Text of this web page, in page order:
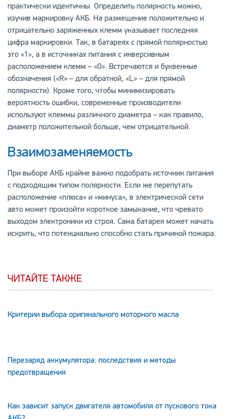
практически идентичны. Определить полярность можно,
изучив маркировку АКБ. На размещение положительно и
отрицательно заряженных клемм указывает последняя
цифра маркировки. Так, в батареях с прямой полярностью
это «1», а в источниках питания с инверсивным
расположением клемм – «0». Встречаются и буквенные
обозначения («R» – для обратной, «L» – для прямой
полярности). Кроме того, чтобы минимизировать
вероятность ошибки, современные производители
используют клеммы различного диаметра – как правило,
диаметр положительной больше, чем отрицательной.
Взаимозаменяемость
При выборе АКБ крайне важно подобрать источник питания
с подходящим типом полярности. Если же перепутать
расположение «плюса» и «минуса», в электрической сети
авто может произойти короткое замыкание, что чревато
выходом электроники из строя. Сама батарея может начать
искрить, что потенциально способно стать причиной пожара.
ЧИТАЙТЕ ТАКЖЕ
Критерии выбора оригинального моторного масла
Перезаряд аккумулятора: последствия и методы
предотвращения
Как зависит запуск двигателя автомобиля от пускового тока